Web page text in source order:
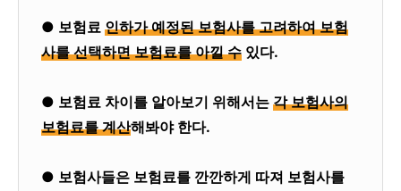
● 보험료 인하가 예정된 보험사를 고려하여 보험
사를 선택하면 보험료를 아낄 수 있다.
● 보험료 차이를 알아보기 위해서는 각 보험사의
보험료를 계산해봐야 한다.
● 보험사들은 보험료를 깐깐하게 따져 보험사를